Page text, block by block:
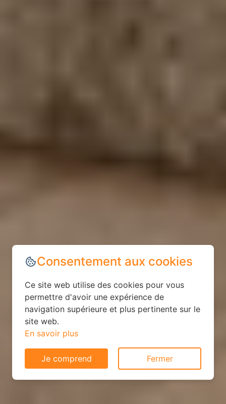
Consentement aux cookies
Ce site web utilise des cookies pour vous
permettre d'avoir une expérience de
navigation supérieure et plus pertinente sur le
site web.
En savoir plus
Je comprend Fermer